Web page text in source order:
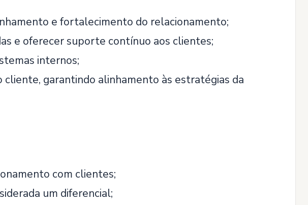
e fortalecimento do relacionamento;
e oferecer suporte contínuo aos clientes;
internos;
cliente, garantindo alinhamento às estratégias da
com clientes;
um diferencial;